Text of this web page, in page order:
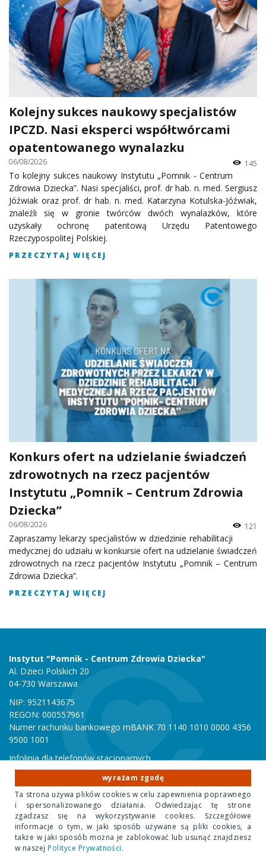
Kolejny sukces naukowy specjalistów
IPCZD. Nasi eksperci współtwórcami
opatentowanego wynalazku
06/08/2026 145
To kolejny sukces naukowy Instytutu „Pomnik - Centrum
Zdrowia Dziecka”. Nasi specjaliści, prof. dr hab. n. med. Sergiusz
Jóźwiak oraz prof. dr hab. n. med. Katarzyna Kotulska-Jóźwiak,
znaleźli się w gronie twórców dwóch wynalazków, które
uzyskały ochronę patentową Urzędu Patentowego
Rzeczypospolitej Polskiej.
PRZECZYTAJ WIĘCEJ
Konkurs ofert na udzielanie świadczeń
zdrowotnych na rzecz pacjentów
Instytutu „Pomnik – Centrum Zdrowia
Dziecka”
06/08/2026 121
Zapraszamy lekarzy specjalistów w dziedzinie rehabilitacji
medycznej do udziału w konkursie ofert na udzielanie świadczeń
zdrowotnych na rzecz pacjentów Instytutu „Pomnik – Centrum
Zdrowia Dziecka”.
PRZECZYTAJ WIĘCEJ
Instytut "Pomnik - Centrum Zdrowia Dziecka"
Al. Dzieci Polskich 20
04-730 Warszawa
NIP: 9521143675
REGON: 000557961
Numer rachunku bankowego mBANK 70 1140 1010 0000 4356
9500 1001
Infolinia dla telefonów stacjonarnych
801 051 000
Infolinia dla telefonów komórkowych
22 815 10 00
Copyright 2020 Instytut "Pomnik Centrum Zdrowia Dziecka"
Design Park- projektowanie stron internetowych
wyrażam zgodę
Ta strona używa plików cookies w celu zapewnienia poprawnego
i spersonalizowanego działania. Odwiedzając tę strone
zgadzasz się na wykorzystywanie cookies. Szczegółowe
informacje o tym, w jaki sposób używane są pliki cookies, a
także w jaki sposób można je zablokować lub usunąć znajdziesz
w naszejPolityce Prywatności.